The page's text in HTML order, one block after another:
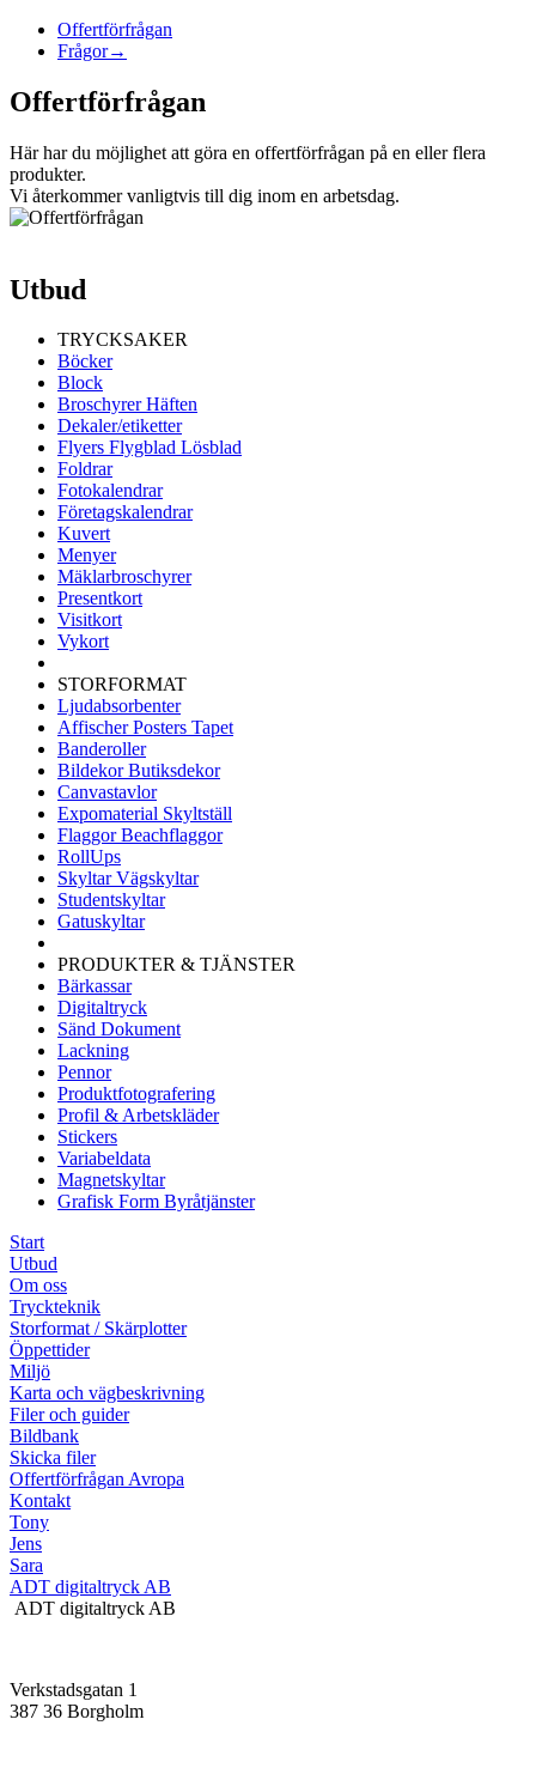
Offertförfrågan
Frågor→
Offertförfrågan
Här har du möjlighet att göra en offertförfrågan på en eller flera
produkter.
Vi återkommer vanligtvis till dig inom en arbetsdag.
Utbud
TRYCKSAKER
Böcker
Block
Broschyrer Häften
Dekaler/etiketter
Flyers Flygblad Lösblad
Foldrar
Fotokalendrar
Företagskalendrar
Kuvert
Menyer
Mäklarbroschyrer
Presentkort
Visitkort
Vykort
STORFORMAT
Ljudabsorbenter
Affischer Posters Tapet
Banderoller
Bildekor Butiksdekor
Canvastavlor
Expomaterial Skyltställ
Flaggor Beachflaggor
RollUps
Skyltar Vägskyltar
Studentskyltar
Gatuskyltar
PRODUKTER & TJÄNSTER
Bärkassar
Digitaltryck
Sänd Dokument
Lackning
Pennor
Produktfotografering
Profil & Arbetskläder
Stickers
Variabeldata
Magnetskyltar
Grafisk Form Byråtjänster
Start
Utbud
Om oss
Tryckteknik
Storformat / Skärplotter
Öppettider
Miljö
Karta och vägbeskrivning
Filer och guider
Bildbank
Skicka filer
Offertförfrågan Avropa
Kontakt
Tony
Jens
Sara
ADT digitaltryck AB
ADT digitaltryck AB
Verkstadsgatan 1
387 36 Borgholm